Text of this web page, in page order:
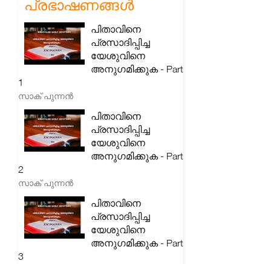
പ്രഭാഷണങ്ങൾ
പിതാവിനെ
പ്രസാദിപ്പിച്ച
യേശുവിനെ
അനുഗമിക്കുക - Part
1
സാക് പുന്നൻ
പിതാവിനെ
പ്രസാദിപ്പിച്ച
യേശുവിനെ
അനുഗമിക്കുക - Part
2
സാക് പുന്നൻ
പിതാവിനെ
പ്രസാദിപ്പിച്ച
യേശുവിനെ
അനുഗമിക്കുക - Part
3